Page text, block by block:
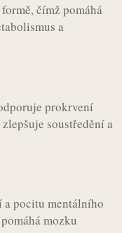
čímž pomáhá
a
prokrvení
soustředění a
a pocitu mentálního
mozku